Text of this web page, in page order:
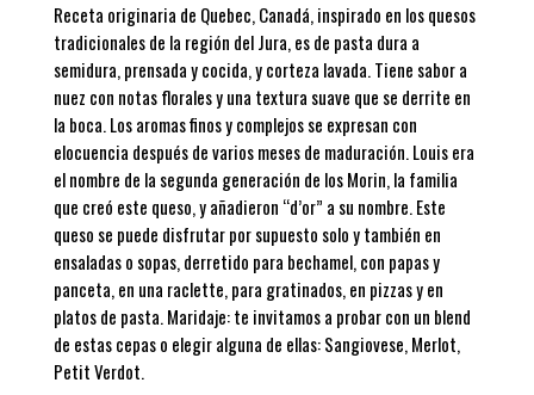
Receta originaria de Quebec, Canadá, inspirado en los quesos
tradicionales de la región del Jura, es de pasta dura a
semidura, prensada y cocida, y corteza lavada. Tiene sabor a
nuez con notas florales y una textura suave que se derrite en
la boca. Los aromas finos y complejos se expresan con
elocuencia después de varios meses de maduración. Louis era
el nombre de la segunda generación de los Morin, la familia
que creó este queso, y añadieron “d’or” a su nombre. Este
queso se puede disfrutar por supuesto solo y también en
ensaladas o sopas, derretido para bechamel, con papas y
panceta, en una raclette, para gratinados, en pizzas y en
platos de pasta. Maridaje: te invitamos a probar con un blend
de estas cepas o elegir alguna de ellas: Sangiovese, Merlot,
Petit Verdot.